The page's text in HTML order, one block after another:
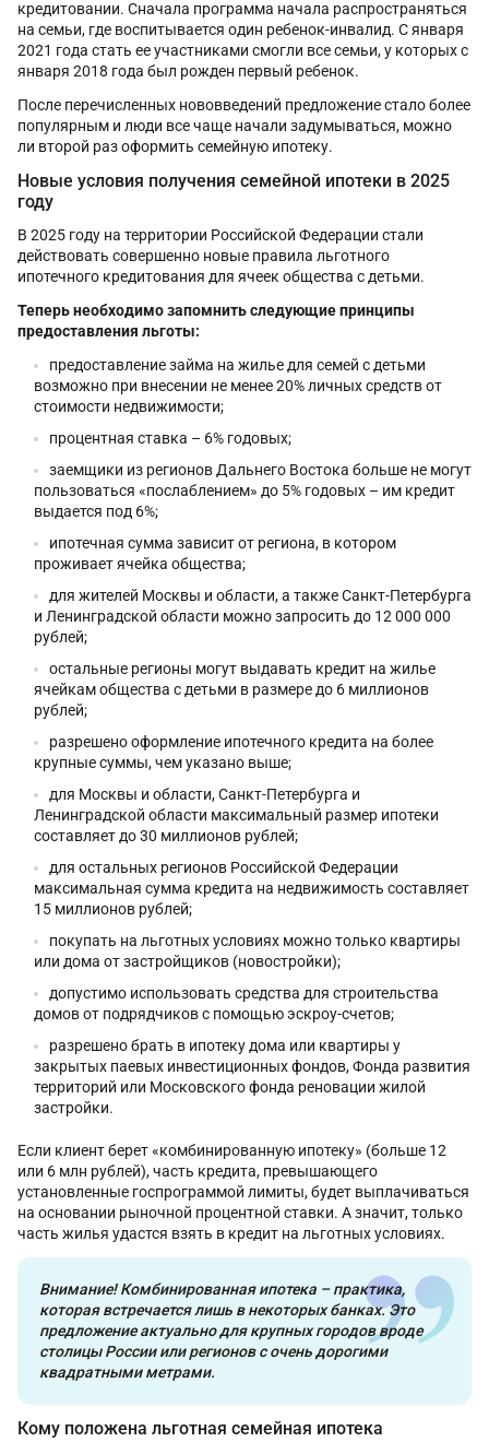
кредитовании. Сначала программа начала распространяться
на семьи, где воспитывается один ребенок-инвалид. С января
2021 года стать ее участниками смогли все семьи, у которых с
января 2018 года был рожден первый ребенок.
После перечисленных нововведений предложение стало более
популярным и люди все чаще начали задумываться, можно
ли второй раз оформить семейную ипотеку.
Новые условия получения семейной ипотеки в 2025
году
В 2025 году на территории Российской Федерации стали
действовать совершенно новые правила льготного
ипотечного кредитования для ячеек общества с детьми.
Теперь необходимо запомнить следующие принципы
предоставления льготы:
предоставление займа на жилье для семей с детьми
возможно при внесении не менее 20% личных средств от
стоимости недвижимости;
процентная ставка – 6% годовых;
заемщики из регионов Дальнего Востока больше не могут
пользоваться «послаблением» до 5% годовых – им кредит
выдается под 6%;
ипотечная сумма зависит от региона, в котором
проживает ячейка общества;
для жителей Москвы и области, а также Санкт-Петербурга
и Ленинградской области можно запросить до 12 000 000
рублей;
остальные регионы могут выдавать кредит на жилье
ячейкам общества с детьми в размере до 6 миллионов
рублей;
разрешено оформление ипотечного кредита на более
крупные суммы, чем указано выше;
для Москвы и области, Санкт-Петербурга и
Ленинградской области максимальный размер ипотеки
составляет до 30 миллионов рублей;
для остальных регионов Российской Федерации
максимальная сумма кредита на недвижимость составляет
15 миллионов рублей;
покупать на льготных условиях можно только квартиры
или дома от застройщиков (новостройки);
допустимо использовать средства для строительства
домов от подрядчиков с помощью эскроу-счетов;
разрешено брать в ипотеку дома или квартиры у
закрытых паевых инвестиционных фондов, Фонда развития
территорий или Московского фонда реновации жилой
застройки.
Если клиент берет «комбинированную ипотеку» (больше 12
или 6 млн рублей), часть кредита, превышающего
установленные госпрограммой лимиты, будет выплачиваться
на основании рыночной процентной ставки. А значит, только
часть жилья удастся взять в кредит на льготных условиях.
Внимание! Комбинированная ипотека – практика,
которая встречается лишь в некоторых банках. Это
предложение актуально для крупных городов вроде
столицы России или регионов с очень дорогими
квадратными метрами.
Кому положена льготная семейная ипотека